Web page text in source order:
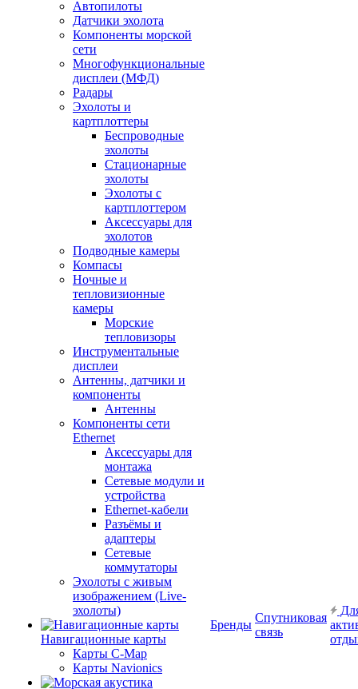
Автопилоты
Датчики эхолота
Компоненты морской
сети
Многофункциональные
дисплеи (МФД)
Радары
Эхолоты и
картплоттеры
Беспроводные
эхолоты
Стационарные
эхолоты
Эхолоты с
картплоттером
Аксессуары для
эхолотов
Подводные камеры
Компасы
Ночные и
тепловизионные
камеры
Морские
тепловизоры
Инструментальные
дисплеи
Антенны, датчики и
компоненты
Антенны
Компоненты сети
Ethernet
Аксессуары для
монтажа
Сетевые модули и
устройства
Ethernet-кабели
Разъёмы и
адаптеры
Сетевые
коммутаторы
Эхолоты с живым
изображением (Live-
эхолоты)
Навигационные карты
Карты C-Map
Карты Navionics
Бренды
Спутниковая
связь